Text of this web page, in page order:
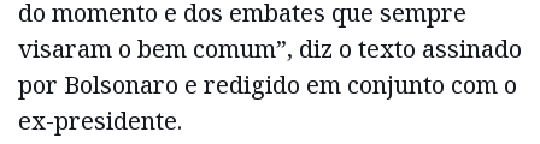
do momento e dos embates que sempre
visaram o bem comum”, diz o texto assinado
por Bolsonaro e redigido em conjunto com o
ex-presidente.